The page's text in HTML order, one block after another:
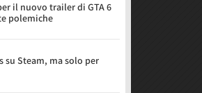
il nuovo trailer di GTA 6
polemiche
su Steam, ma solo per